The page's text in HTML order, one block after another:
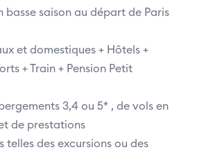
basse saison au départ de Paris
et domestiques + Hôtels +
+ Train + Pension Petit
3,4 ou 5* , de vols en
de prestations
telles des excursions ou des